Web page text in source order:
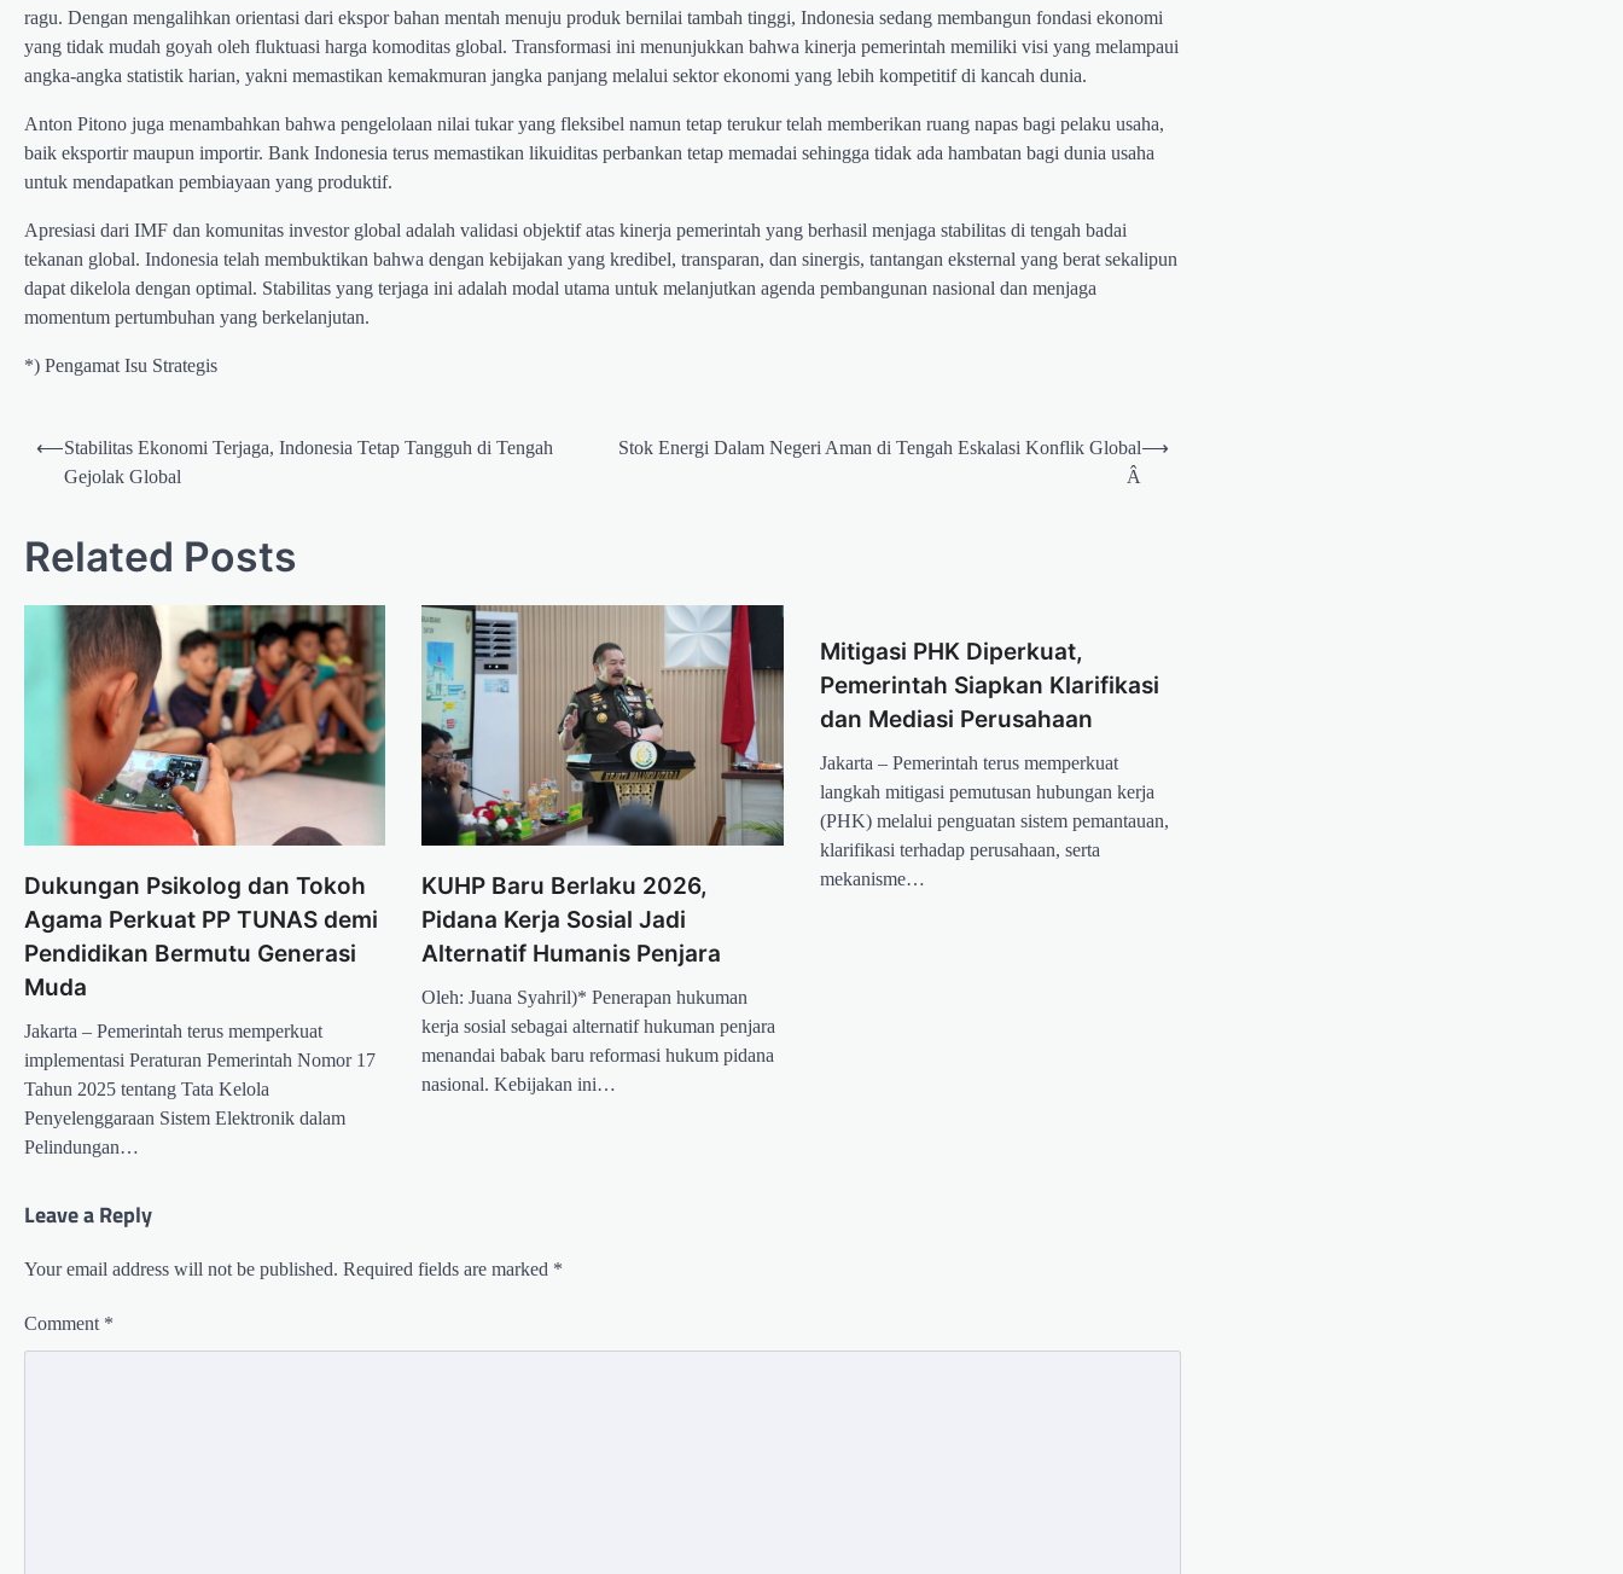
ragu. Dengan mengalihkan orientasi dari ekspor bahan mentah menuju produk bernilai tambah tinggi, Indonesia sedang membangun fondasi ekonomi
yang tidak mudah goyah oleh fluktuasi harga komoditas global. Transformasi ini menunjukkan bahwa kinerja pemerintah memiliki visi yang melampaui
angka-angka statistik harian, yakni memastikan kemakmuran jangka panjang melalui sektor ekonomi yang lebih kompetitif di kancah dunia.
Anton Pitono juga menambahkan bahwa pengelolaan nilai tukar yang fleksibel namun tetap terukur telah memberikan ruang napas bagi pelaku usaha,
baik eksportir maupun importir. Bank Indonesia terus memastikan likuiditas perbankan tetap memadai sehingga tidak ada hambatan bagi dunia usaha
untuk mendapatkan pembiayaan yang produktif.
Apresiasi dari IMF dan komunitas investor global adalah validasi objektif atas kinerja pemerintah yang berhasil menjaga stabilitas di tengah badai
tekanan global. Indonesia telah membuktikan bahwa dengan kebijakan yang kredibel, transparan, dan sinergis, tantangan eksternal yang berat sekalipun
dapat dikelola dengan optimal. Stabilitas yang terjaga ini adalah modal utama untuk melanjutkan agenda pembangunan nasional dan menjaga
momentum pertumbuhan yang berkelanjutan.
*) Pengamat Isu Strategis
Post
navigation
⟵Stabilitas Ekonomi Terjaga, Indonesia Tetap Tangguh di Tengah
Gejolak Global
Stok Energi Dalam Negeri Aman di Tengah Eskalasi Konflik Global
Â
⟶
Related Posts
Dukungan Psikolog dan Tokoh
Agama Perkuat PP TUNAS demi
Pendidikan Bermutu Generasi
Muda
Jakarta – Pemerintah terus memperkuat
implementasi Peraturan Pemerintah Nomor 17
Tahun 2025 tentang Tata Kelola
Penyelenggaraan Sistem Elektronik dalam
Pelindungan…
KUHP Baru Berlaku 2026,
Pidana Kerja Sosial Jadi
Alternatif Humanis Penjara
Oleh: Juana Syahril)* Penerapan hukuman
kerja sosial sebagai alternatif hukuman penjara
menandai babak baru reformasi hukum pidana
nasional. Kebijakan ini…
Mitigasi PHK Diperkuat,
Pemerintah Siapkan Klarifikasi
dan Mediasi Perusahaan
Jakarta – Pemerintah terus memperkuat
langkah mitigasi pemutusan hubungan kerja
(PHK) melalui penguatan sistem pemantauan,
klarifikasi terhadap perusahaan, serta
mekanisme…
Leave a Reply
Your email address will not be published. Required fields are marked *
Comment *